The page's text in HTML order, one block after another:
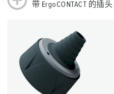
带 ErgoCONTACT 的插头